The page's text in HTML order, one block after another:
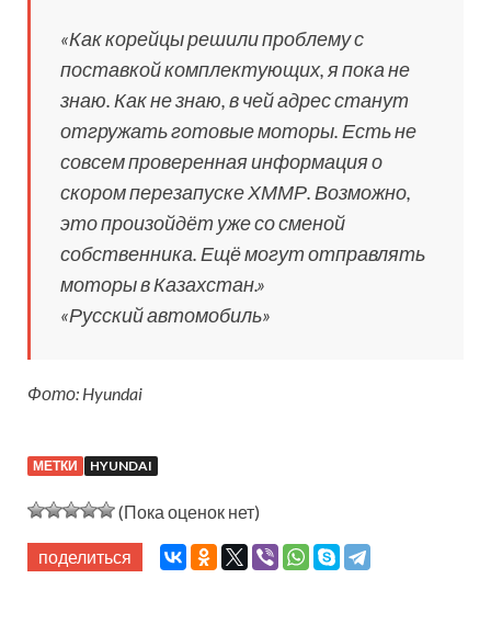
«Как корейцы решили проблему с
поставкой комплектующих, я пока не
знаю. Как не знаю, в чей адрес станут
отгружать готовые моторы. Есть не
совсем проверенная информация о
скором перезапуске ХММР. Возможно,
это произойдёт уже со сменой
собственника. Ещё могут отправлять
моторы в Казахстан.»
«Русский автомобиль»
Фото: Hyundai
МЕТКИ HYUNDAI
(Пока оценок нет)
поделиться